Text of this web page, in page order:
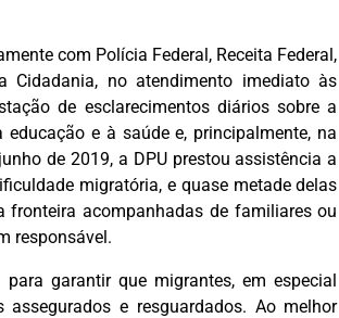
com Polícia Federal, Receita Federal,
Cidadania, no atendimento imediato às
de esclarecimentos diários sobre a
e à saúde e, principalmente, na
de 2019, a DPU prestou assistência a
migratória, e quase metade delas
fronteira acompanhadas de familiares ou
responsável.
garantir que migrantes, em especial
e resguardados. Ao melhor